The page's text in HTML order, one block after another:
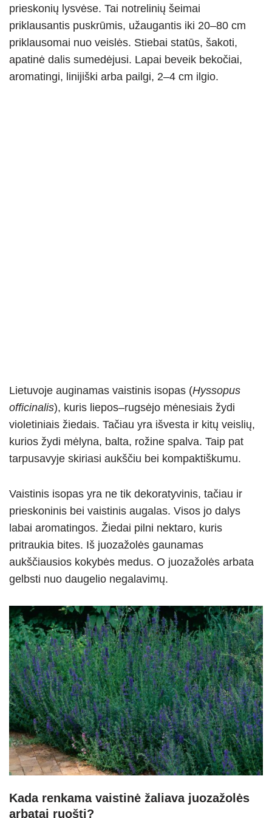
prieskonių lysvėse. Tai notrelinių šeimai
priklausantis puskrūmis, užaugantis iki 20–80 cm
priklausomai nuo veislės. Stiebai statūs, šakoti,
apatinė dalis sumedėjusi. Lapai beveik bekočiai,
aromatingi, linijiški arba pailgi, 2–4 cm ilgio.
Lietuvoje auginamas vaistinis isopas (Hyssopus
officinalis), kuris liepos–rugsėjo mėnesiais žydi
violetiniais žiedais. Tačiau yra išvesta ir kitų veislių,
kurios žydi mėlyna, balta, rožine spalva. Taip pat
tarpusavyje skiriasi aukščiu bei kompaktiškumu.
Vaistinis isopas yra ne tik dekoratyvinis, tačiau ir
prieskoninis bei vaistinis augalas. Visos jo dalys
labai aromatingos. Žiedai pilni nektaro, kuris
pritraukia bites. Iš juozažolės gaunamas
aukščiausios kokybės medus. O juozažolės arbata
gelbsti nuo daugelio negalavimų.
Kada renkama vaistinė žaliava juozažolės
arbatai ruošti?